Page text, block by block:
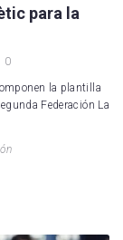
para la
0
la plantilla
Federación La